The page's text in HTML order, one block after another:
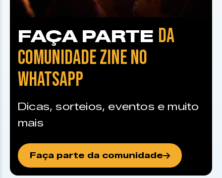
FAÇA PARTE DA
COMUNIDADE ZINE NO
WHATSAPP
Dicas, sorteios, eventos e muito
mais
Faça parte da comunidade